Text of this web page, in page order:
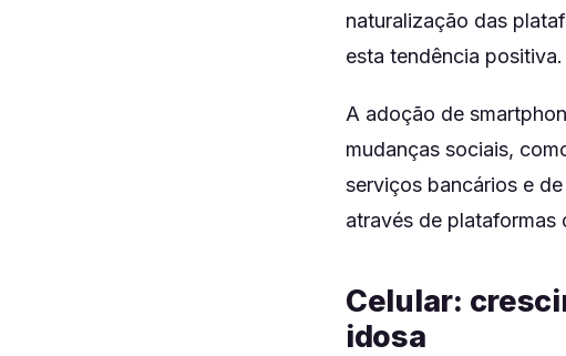
naturalização das
esta tendência positiva.
A adoção de
mudanças sociais,
serviços bancários e
através de plataformas
Celular:
idosa